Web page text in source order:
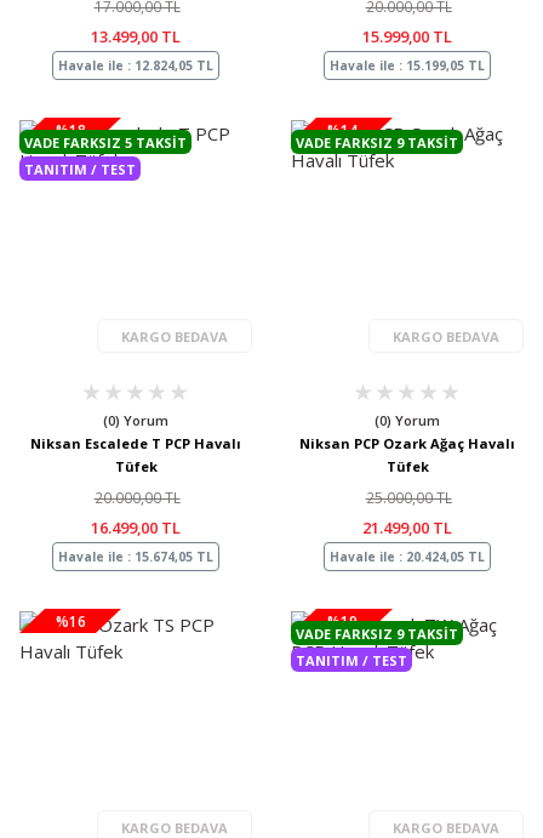
17.000,00 TL
13.499,00 TL
Havale ile : 12.824,05 TL
20.000,00 TL
15.999,00 TL
Havale ile : 15.199,05 TL
%18
KARGO BEDAVA
VADE FARKSIZ 5 TAKSIT
TANITIM / TEST
(0) Yorum
Niksan Escalede T PCP Havalı
Tüfek
20.000,00 TL
16.499,00 TL
Havale ile : 15.674,05 TL
%14
KARGO BEDAVA
VADE FARKSIZ 9 TAKSIT
(0) Yorum
Niksan PCP Ozark Ağaç Havalı
Tüfek
25.000,00 TL
21.499,00 TL
Havale ile : 20.424,05 TL
%16
KARGO BEDAVA
%19
KARGO BEDAVA
VADE FARKSIZ 9 TAKSIT
TANITIM / TEST